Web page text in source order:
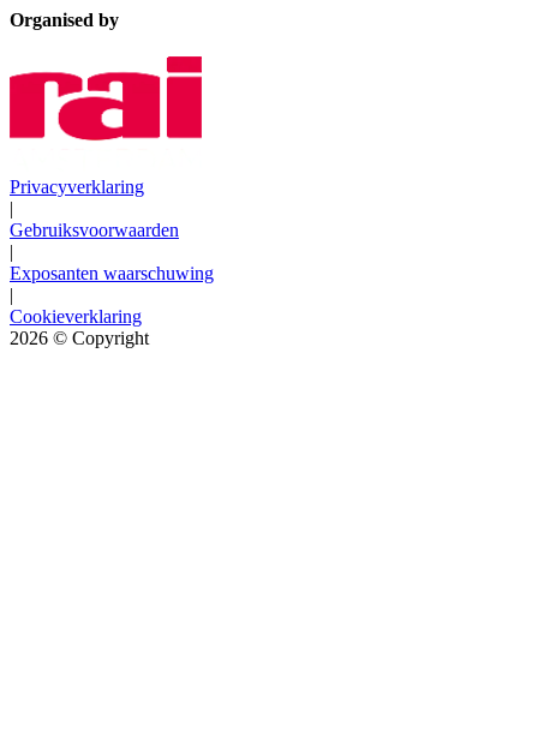
Organised by
Privacyverklaring
|
Gebruiksvoorwaarden
|
Exposanten waarschuwing
|
Cookieverklaring
2026 © Copyright